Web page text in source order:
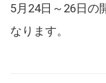
5月24日～26日の
なります。